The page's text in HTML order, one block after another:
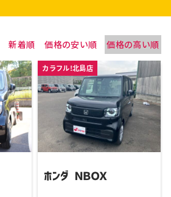
新着順 価格の安い順 価格の高い順
カラフル!北島店
ホンダ ＮＢＯＸ